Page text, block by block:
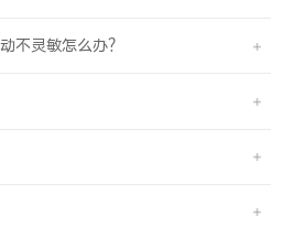
不灵敏怎么办？